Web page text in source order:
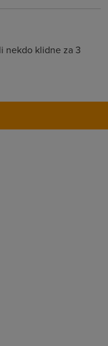
nekdo klidne za 3